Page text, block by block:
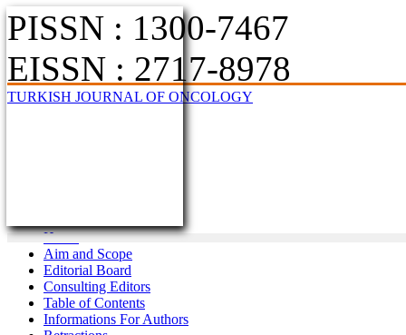
PISSN : 1300-7467
EISSN : 2717-8978
TURKISH JOURNAL OF ONCOLOGY
Home
Aim and Scope
Editorial Board
Consulting Editors
Table of Contents
Informations For Authors